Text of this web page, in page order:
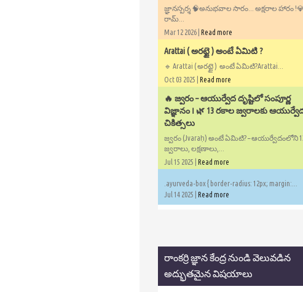
జ్ఞానస్పర్శ 🧠అనుభవాల సారం... అక్షరాల హారం
రామ్...
Mar 12 2026 | Read more
Arattai ( అరట్టై ) అంటే ఏమిటి ?
🔹 Arattai ( అరట్టై ) అంటే ఏమిటి?Arattai...
Oct 03 2025 | Read more
🔥 జ్వరం – ఆయుర్వేద దృష్టిలో సంపూర్ణ
విజ్ఞానం ౹ 🌿 13 రకాల జ్వరాలకు
చికిత్సలు
జ్వరం (Jvaraḥ) అంటే ఏమిటి? – ఆయుర్వేదంలోని
జ్వరాలు, లక్షణాలు,...
Jul 15 2025 | Read more
.ayurveda-box { border-radius: 12px; margin:...
Jul 14 2025 | Read more
రాంకర్రి జ్ఞాన కేంద్ర నుండి వెలువడిన
అద్భుతమైన విషయాలు